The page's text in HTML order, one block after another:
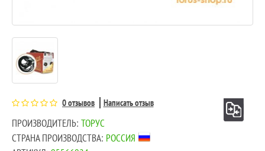
0 отзывов Написать отзыв
ПРОИЗВОДИТЕЛЬ: ТОРУС
СТРАНА ПРОИЗВОДСТВА: РОССИЯ